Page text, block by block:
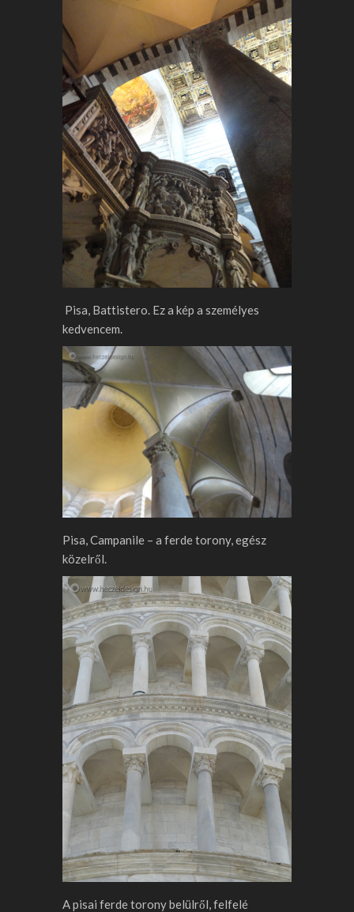
Pisa, Battistero. Ez a kép a személyes
kedvencem.
Pisa, Campanile – a ferde torony, egész
közelről.
A pisai ferde torony belülről, felfelé